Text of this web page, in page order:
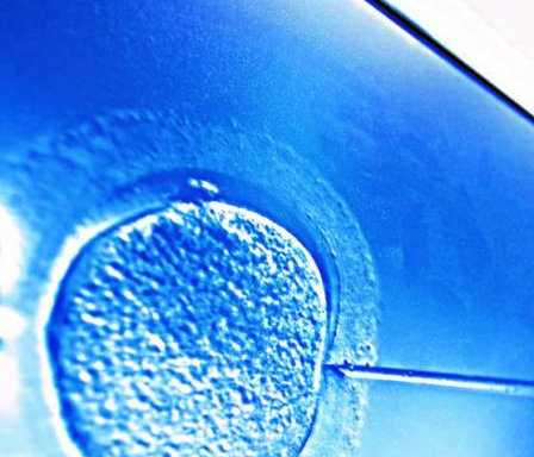
लग्न
म्हणजे
स्वतःला
गमावणे
असा
नाही